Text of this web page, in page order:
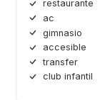
restaurante
ac
gimnasio
accesible
transfer
club infantil